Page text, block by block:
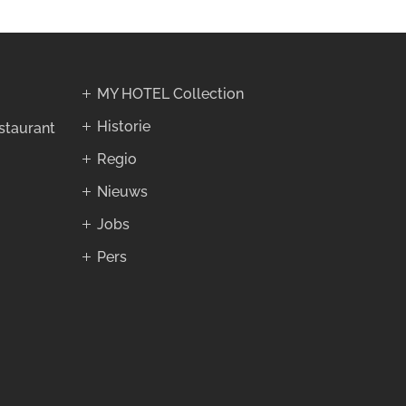
MY HOTEL Collection
Historie
Regio
Nieuws
Jobs
Pers